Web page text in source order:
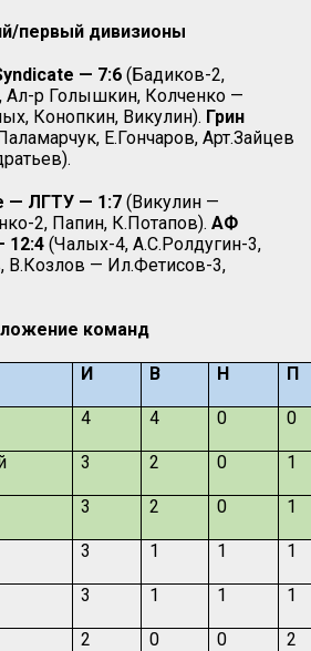
первый дивизионы
— 7:6 (Бадиков-2,
Ал-р Голышкин, Колченко —
Конопкин, Викулин). Грин
Е.Гончаров, Арт.Зайцев
— ЛГТУ — 1:7 (Викулин —
2, Папин, К.Потапов). АФ
12:4 (Чалых-4, А.С.Ролдугин-3,
В.Козлов — Ил.Фетисов-3,
команд
И В Н П
4 4 0 0
3 2 0 1
3 2 0 1
3 1 1 1
3 1 1 1
2 0 0 2